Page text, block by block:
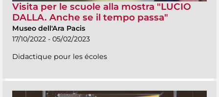
Visita per le scuole alla mostra "LUCIO
DALLA. Anche se il tempo passa"
Museo dell'Ara Pacis
17/10/2022 - 05/02/2023
Didactique pour les écoles